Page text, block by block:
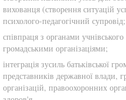
вихованця (створення ситуацій
психолого-педагогічний супровід;
співпраця з органами
громадськими організаціями;
інтеграція зусиль батьківської
представників державної влади,
організацій, правоохоронних